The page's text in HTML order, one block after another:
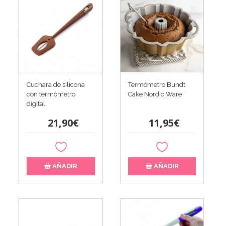
Cuchara de silicona
con termómetro
digital
21,90€
AÑADIR
Termómetro Bundt
Cake Nordic Ware
11,95€
AÑADIR